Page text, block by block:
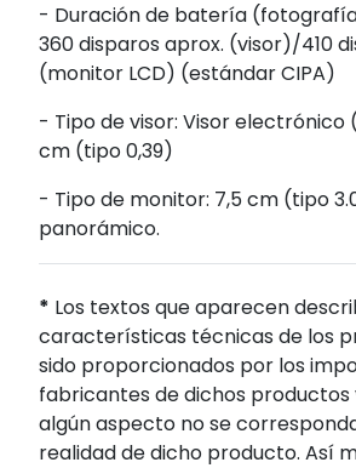
- Duración de batería
360 disparos aprox. (visor)/410
(monitor LCD) (estándar CIPA)
- Tipo de visor: Visor electrónico
cm (tipo 0,39)
- Tipo de monitor: 7,5 cm (tipo
panorámico.
* Los textos que aparecen
características técnicas de los
sido proporcionados por los
fabricantes de dichos productos
algún aspecto no se
realidad de dicho producto. Así